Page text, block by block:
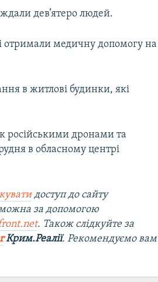
дев’ятеро людей.
отримали медичну допомогу на
в житлові будинки, які
російськими дронами та
в обласному центрі
доступ до сайту
за допомогою
. Також слідкуйте за
Крим.Реалії. Рекомендуємо вам